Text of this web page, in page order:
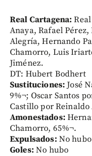
Real Cartagena:
Anaya, Rafael
Alegría, Hernando
Chamorro, Luis
Jiménez.
DT: Hubert Bodhert
Sustituciones: José
9%¬; Oscar Santos
Castillo por Reinaldo
Amonestados:
Chamorro, 65%¬.
Expulsados: No
Goles: No hubo